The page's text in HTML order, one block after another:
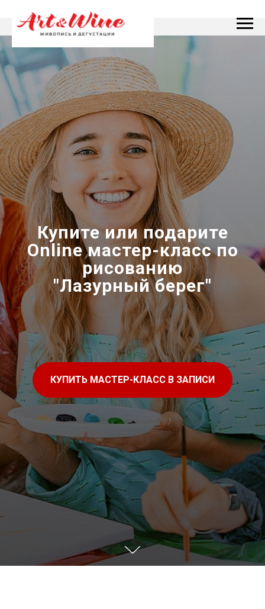
Купите или подарите
Online мастер-класс по
рисованию
"Лазурный берег"
КУПИТЬ МАСТЕР-КЛАСС В ЗАПИСИ